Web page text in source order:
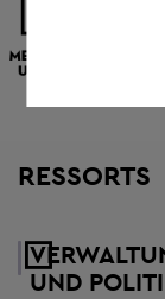
RESSORTS
UND